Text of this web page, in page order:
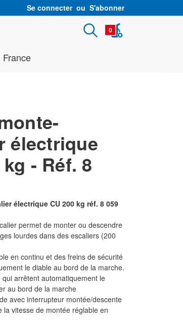
Se connecter ou S'abonner
0
France
électrique
- Réf. 8
électrique CU 200 kg réf. 8 059
permet de monter ou descendre
lourdes dans des escaliers (200
en continu et des freins de sécurité
le diable au bord de la marche.
arrêtent automatiquement le
au bord de la marche
avec interrupteur montée/descente
la vitesse de montée réglable en